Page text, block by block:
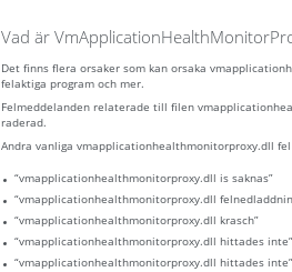
Vad är
Det finns flera orsaker som kan orsaka
felaktiga program och mer.
Felmeddelanden relaterade till filen
raderad.
Andra vanliga vmapplicationhealthmonitorproxy.dll
“vmapplicationhealthmonitorproxy.dll is saknas”
“vmapplicationhealthmonitorproxy.dll
“vmapplicationhealthmonitorproxy.dll krasch”
“vmapplicationhealthmonitorproxy.dll hittades inte”
“vmapplicationhealthmonitorproxy.dll hittades inte”